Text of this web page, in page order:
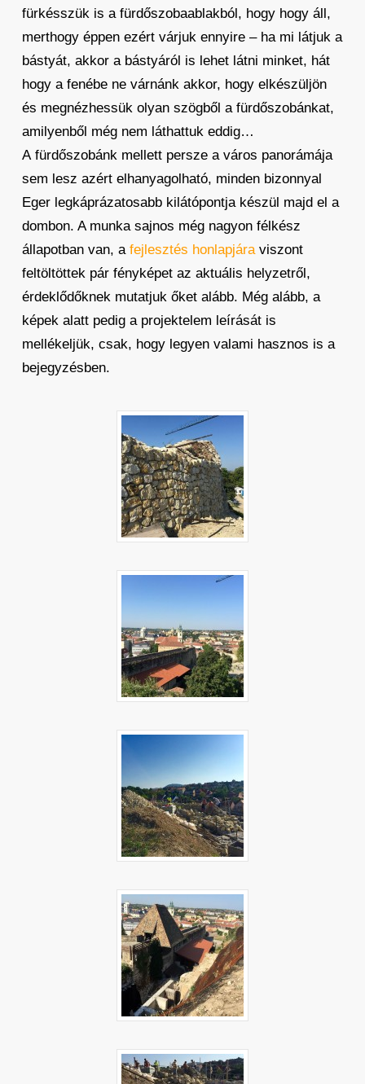
fürkésszük is a fürdőszobaablakból, hogy hogy áll,
merthogy éppen ezért várjuk ennyire – ha mi látjuk a
bástyát, akkor a bástyáról is lehet látni minket, hát
hogy a fenébe ne várnánk akkor, hogy elkészüljön
és megnézhessük olyan szögből a fürdőszobánkat,
amilyenből még nem láthattuk eddig…
A fürdőszobánk mellett persze a város panorámája
sem lesz azért elhanyagolható, minden bizonnyal
Eger legkáprázatosabb kilátópontja készül majd el a
dombon. A munka sajnos még nagyon félkész
állapotban van, a fejlesztés honlapjáraviszont
feltöltöttek pár fényképet az aktuális helyzetről,
érdeklődőknek mutatjuk őket alább. Még alább, a
képek alatt pedig a projektelem leírását is
mellékeljük, csak, hogy legyen valami hasznos is a
bejegyzésben.